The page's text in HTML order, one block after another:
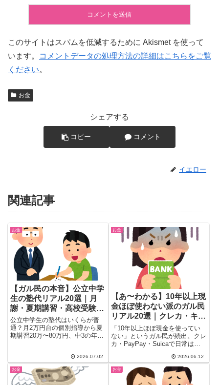
このサイトはスパムを低減するために Akismet を使って
います。
コメントデータの処理方法の詳細はこちらをご覧
ください。
お金
シェアする
コピー コメント
イエロー
関連記事
お金
【ガル民の本音】公立中学
生の塾代リアル20選｜月
謝・夏期講習・高校受験費
用まとめ
公立中学生の塾代はいくらが普
通？月2万円台の個別指導から夏
期講習20万〜80万円、中3の年間
やZ会・公文などコスパの良い代
替案も紹介。
2026.07.02
お金
【あ〜わかる】10年以上現
金ほぼ使わない派のガル民
リアル20選｜クレカ・キャ
ッシュレス生活の本音
「10年以上ほぼ現金を使ってい
ない」というガル民が続出。クレ
カ・PayPay・Suicaで日常はほ
院・個人店では現金が必要な場面
も。30-50代女性のキャッシュレ
ス生活のリアルな声20選と上手
な使い分けをまとめました。
2026.06.12
お金 お金